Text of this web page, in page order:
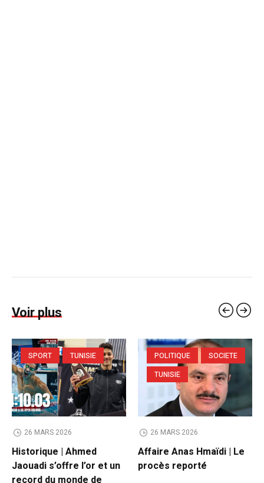
Voir plus
SPORT TUNISIE
26 MARS 2026
Historique | Ahmed
Jaouadi s’offre l’or et un
POLITIQUE
SOCIETE
TUNISIE
26 MARS 2026
Affaire Anas Hmaïdi | Le
procès reporté